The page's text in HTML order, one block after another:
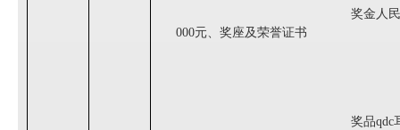
奖金 人
000元、奖座及荣誉证书
奖品qdc